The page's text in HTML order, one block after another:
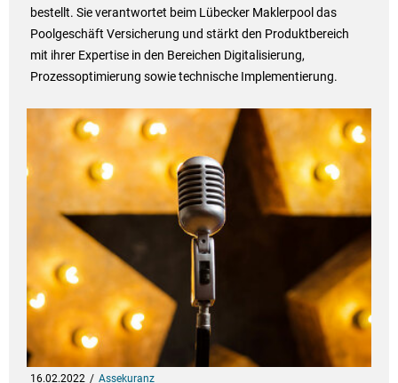
bestellt. Sie verantwortet beim Lübecker Maklerpool das
Poolgeschäft Versicherung und stärkt den Produktbereich
mit ihrer Expertise in den Bereichen Digitalisierung,
Prozessoptimierung sowie technische Implementierung.
16.02.2022 Assekuranz